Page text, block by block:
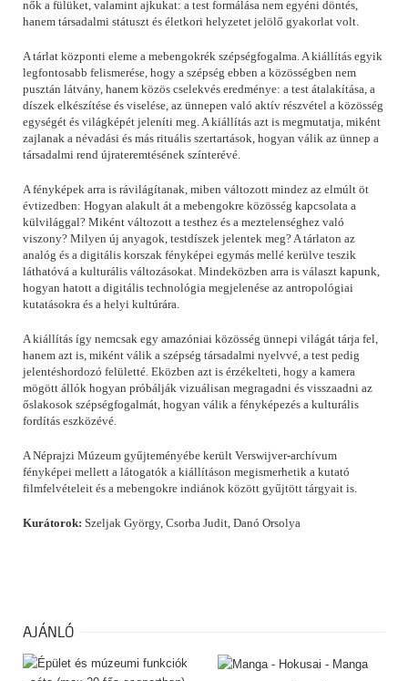
nők a fülüket, valamint ajkukat: a test formálása nem egyéni döntés,
hanem társadalmi státuszt és életkori helyzetet jelölő gyakorlat volt.
A tárlat központi eleme a mebengokrék szépségfogalma. A kiállítás egyik
legfontosabb felismerése, hogy a szépség ebben a közösségben nem
pusztán látvány, hanem közös cselekvés eredménye: a test átalakítása, a
díszek elkészítése és viselése, az ünnepen való aktív részvétel a közösség
egységét és világképét jeleníti meg. A kiállítás azt is megmutatja, miként
zajlanak a névadási és más rituális szertartások, hogyan válik az ünnep a
társadalmi rend újrateremtésének színterévé.
A fényképek arra is rávilágítanak, miben változott mindez az elmúlt öt
évtizedben: Hogyan alakult át a mebengokre közösség kapcsolata a
külvilággal? Miként változott a testhez és a meztelenséghez való
viszony? Milyen új anyagok, testdíszek jelentek meg? A tárlaton az
analóg és a digitális korszak fényképei egymás mellé kerülve teszik
láthatóvá a kulturális változásokat. Mindeközben arra is választ kapunk,
hogyan hatott a digitális technológia megjelenése az antropológiai
kutatásokra és a helyi kultúrára.
A kiállítás így nemcsak egy amazóniai közösség ünnepi világát tárja fel,
hanem azt is, miként válik a szépség társadalmi nyelvvé, a test pedig
jelentéshordozó felületté. Eközben azt is érzékelteti, hogy a kamera
mögött állók hogyan próbálják vizuálisan megragadni és visszaadni az
őslakosok szépségfogalmát, hogyan válik a fényképezés a kulturális
fordítás eszközévé.
A Néprajzi Múzeum gyűjteményébe került Verswijver-archívum
fényképei mellett a látogatók a kiállításon megismerhetik a kutató
filmfelvételeit és a mebengokre indiánok között gyűjtött tárgyait is.
Kurátorok: Szeljak György, Csorba Judit, Danó Orsolya
AJÁNLÓ